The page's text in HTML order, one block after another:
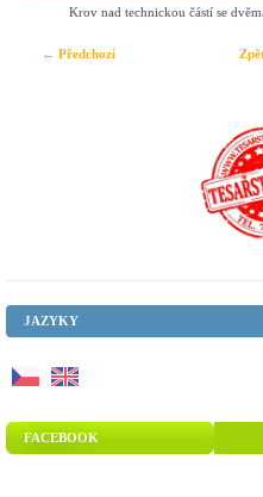
Krov nad technickou částí se
← Předchozí
JAZYKY
FACEBOOK